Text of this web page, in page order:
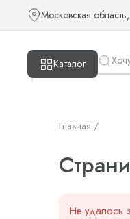
Московская
Каталог
Главная /
Не удалось
Страница — KUDOS